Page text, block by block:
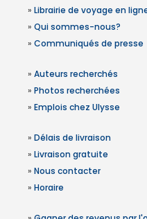
» Librairie de voyage en
» Qui sommes-nous?
» Communiqués de presse
» Auteurs recherchés
» Photos recherchées
» Emplois chez Ulysse
» Délais de livraison
» Livraison gratuite
» Nous contacter
» Horaire